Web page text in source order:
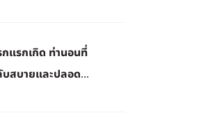
แรกเกิด ท่านอนที่
สบายและปลอด...